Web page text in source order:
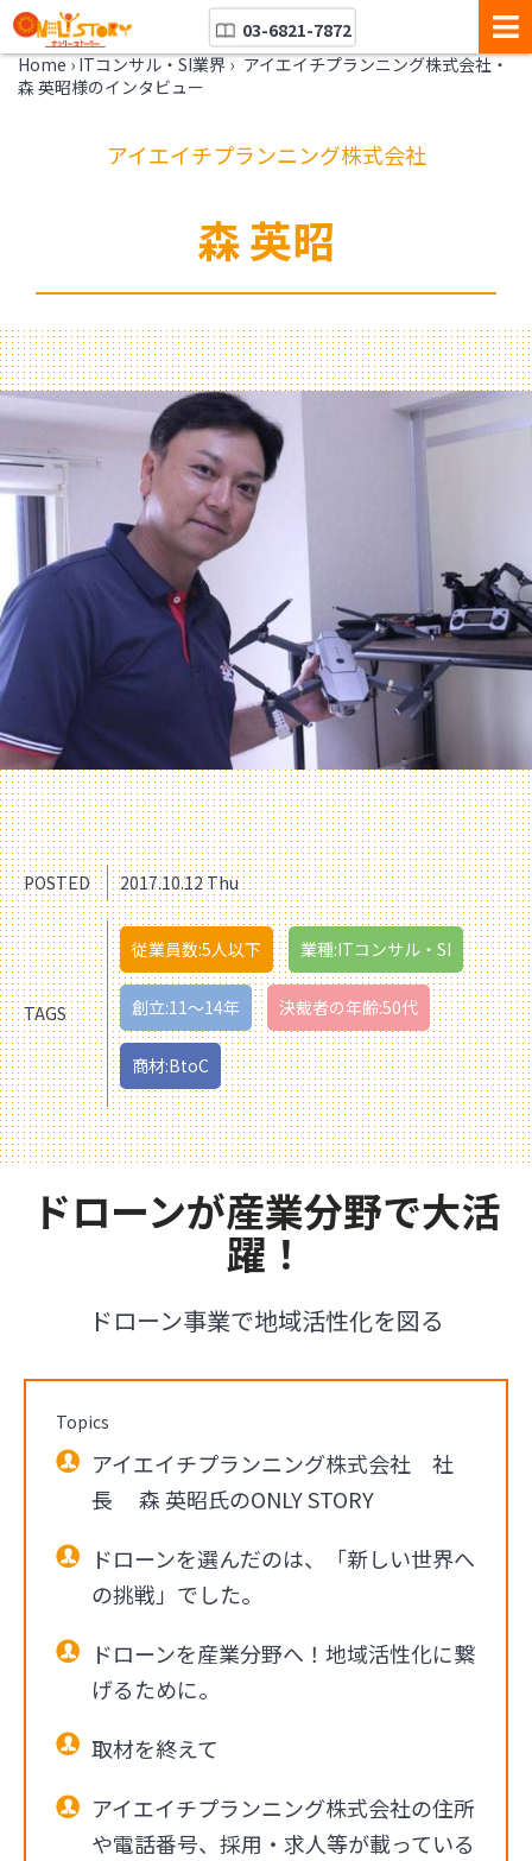
03-6821-7872
Home › ITコンサル・SI業界 › アイエイチプランニング株式会社・
森 英昭様のインタビュー
アイエイチプランニング株式会社
森 英昭
POSTED 2017.10.12 Thu
TAGS
従業員数:5人以下 業種:ITコンサル・SI
創立:11〜14年 決裁者の年齢:50代
商材:BtoC
ドローンが産業分野で大活
躍！
ドローン事業で地域活性化を図る
Topics
アイエイチプランニング株式会社 社
長 森 英昭氏のONLY STORY
ドローンを選んだのは、「新しい世界へ
の挑戦」でした。
ドローンを産業分野へ！地域活性化に繋
げるために。
取材を終えて
アイエイチプランニング株式会社の住所
や電話番号、採用・求人等が載っている